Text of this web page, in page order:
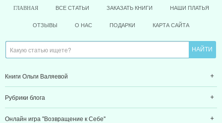
ГЛАВНАЯ ВСЕ СТАТЬИ ЗАКАЗАТЬ КНИГИ НАШИ ПЛАТЬЯ
ОТЗЫВЫ О НАС ПОДАРКИ КАРТА САЙТА
Книги Ольги Валяевой
Рубрики блога
Онлайн игра "Возвращение к Себе"